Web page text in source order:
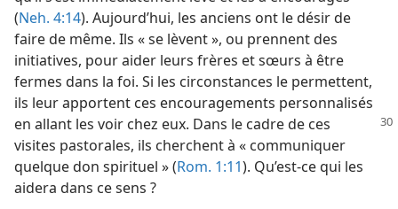
(Neh. 4:14). Aujourd’hui, les anciens ont le désir de
faire de même. Ils « se lèvent », ou prennent des
initiatives, pour aider leurs frères et sœurs à être
fermes dans la foi. Si les circonstances le permettent,
ils leur apportent ces encouragements personnalisés
en allant les voir chez eux. Dans le cadre de ces
visites pastorales, ils cherchent à « communiquer
quelque don spirituel » (Rom. 1:11). Qu’est-ce qui les
aidera dans ce sens ?